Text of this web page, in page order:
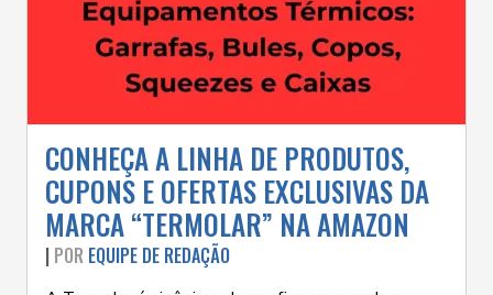
CONHEÇA A LINHA DE PRODUTOS,
CUPONS E OFERTAS EXCLUSIVAS DA
MARCA “TERMOLAR” NA AMAZON
| POR EQUIPE DE REDAÇÃO